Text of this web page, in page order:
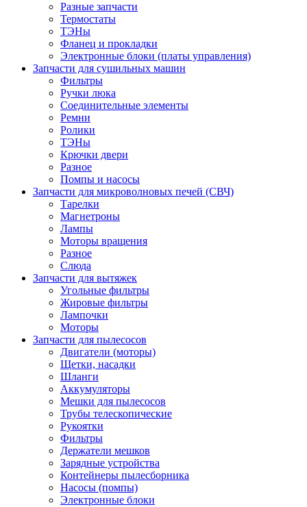
Разные запчасти
Термостаты
ТЭНы
Фланец и прокладки
Электронные блоки (платы управления)
Запчасти для сушильных машин
Фильтры
Ручки люка
Соединительные элементы
Ремни
Ролики
ТЭНы
Крючки двери
Разное
Помпы и насосы
Запчасти для микроволновых печей (СВЧ)
Тарелки
Магнетроны
Лампы
Моторы вращения
Разное
Слюда
Запчасти для вытяжек
Угольные фильтры
Жировые фильтры
Лампочки
Моторы
Запчасти для пылесосов
Двигатели (моторы)
Щетки, насадки
Шланги
Аккумуляторы
Мешки для пылесосов
Трубы телескопические
Рукоятки
Фильтры
Держатели мешков
Зарядные устройства
Контейнеры пылесборника
Насосы (помпы)
Электронные блоки